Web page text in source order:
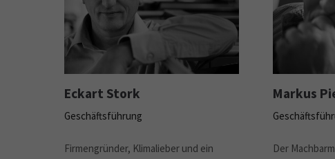
Eckart Stork
Geschäftsführung
Firmengründer, Klimalieber und ein
Markus
Der